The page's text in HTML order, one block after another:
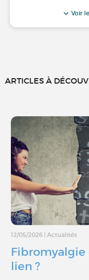
Voir
ARTICLES À
12/05/2026 Actualités
lien ?